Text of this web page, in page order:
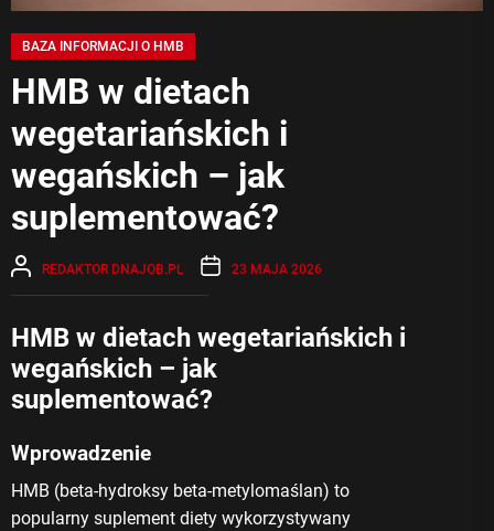
BAZA INFORMACJI O HMB
HMB w dietach
wegetariańskich i
wegańskich – jak
suplementować?
REDAKTOR DNAJOB.PL 23 MAJA 2026
HMB w dietach wegetariańskich i
wegańskich – jak
suplementować?
Wprowadzenie
HMB (beta-hydroksy beta-metylomaślan) to
popularny suplement diety wykorzystywany